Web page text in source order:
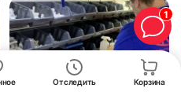
Отследить Корзина
1